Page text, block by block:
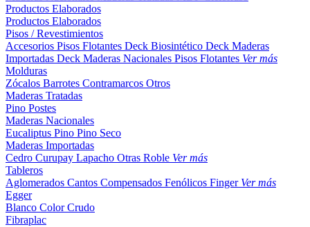
Productos Elaborados
Productos Elaborados
Pisos / Revestimientos
Accesorios Pisos Flotantes Deck Biosintético Deck Maderas
Importadas Deck Maderas Nacionales Pisos Flotantes Ver más
Molduras
Zócalos Barrotes Contramarcos Otros
Maderas Tratadas
Pino Postes
Maderas Nacionales
Eucaliptus Pino Pino Seco
Maderas Importadas
Cedro Curupay Lapacho Otras Roble Ver más
Tableros
Aglomerados Cantos Compensados Fenólicos Finger Ver más
Egger
Blanco ColorCrudo
Fibraplac